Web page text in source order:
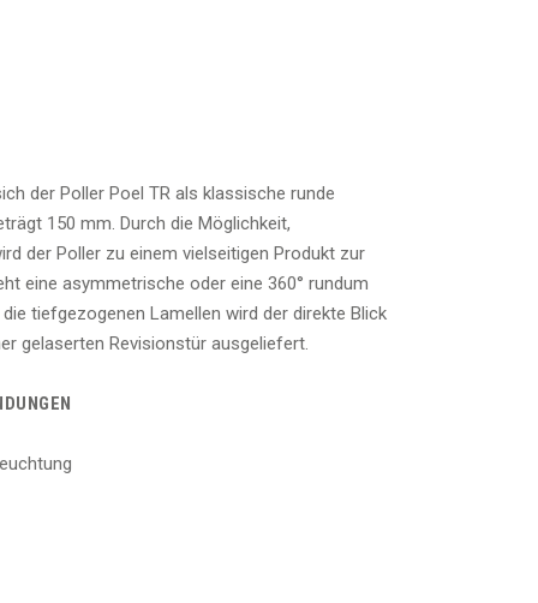
der Poller Poel TR als klassische runde
150 mm. Durch die Möglichkeit,
der Poller zu einem vielseitigen Produkt zur
eine asymmetrische oder eine 360° rundum
tiefgezogenen Lamellen wird der direkte Blick
gelaserten Revisionstür ausgeliefert.